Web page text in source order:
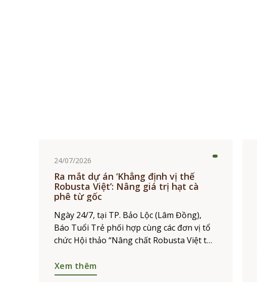
24/07/2026
Ra mắt dự án ‘Khẳng định vị thế
Robusta Việt’: Nâng giá trị hạt cà
phê từ gốc
Ngày 24/7, tại TP. Bảo Lộc (Lâm Đồng),
Báo Tuổi Trẻ phối hợp cùng các đơn vị tổ
chức Hội thảo “Nâng chất Robusta Việt từ
Xem thêm